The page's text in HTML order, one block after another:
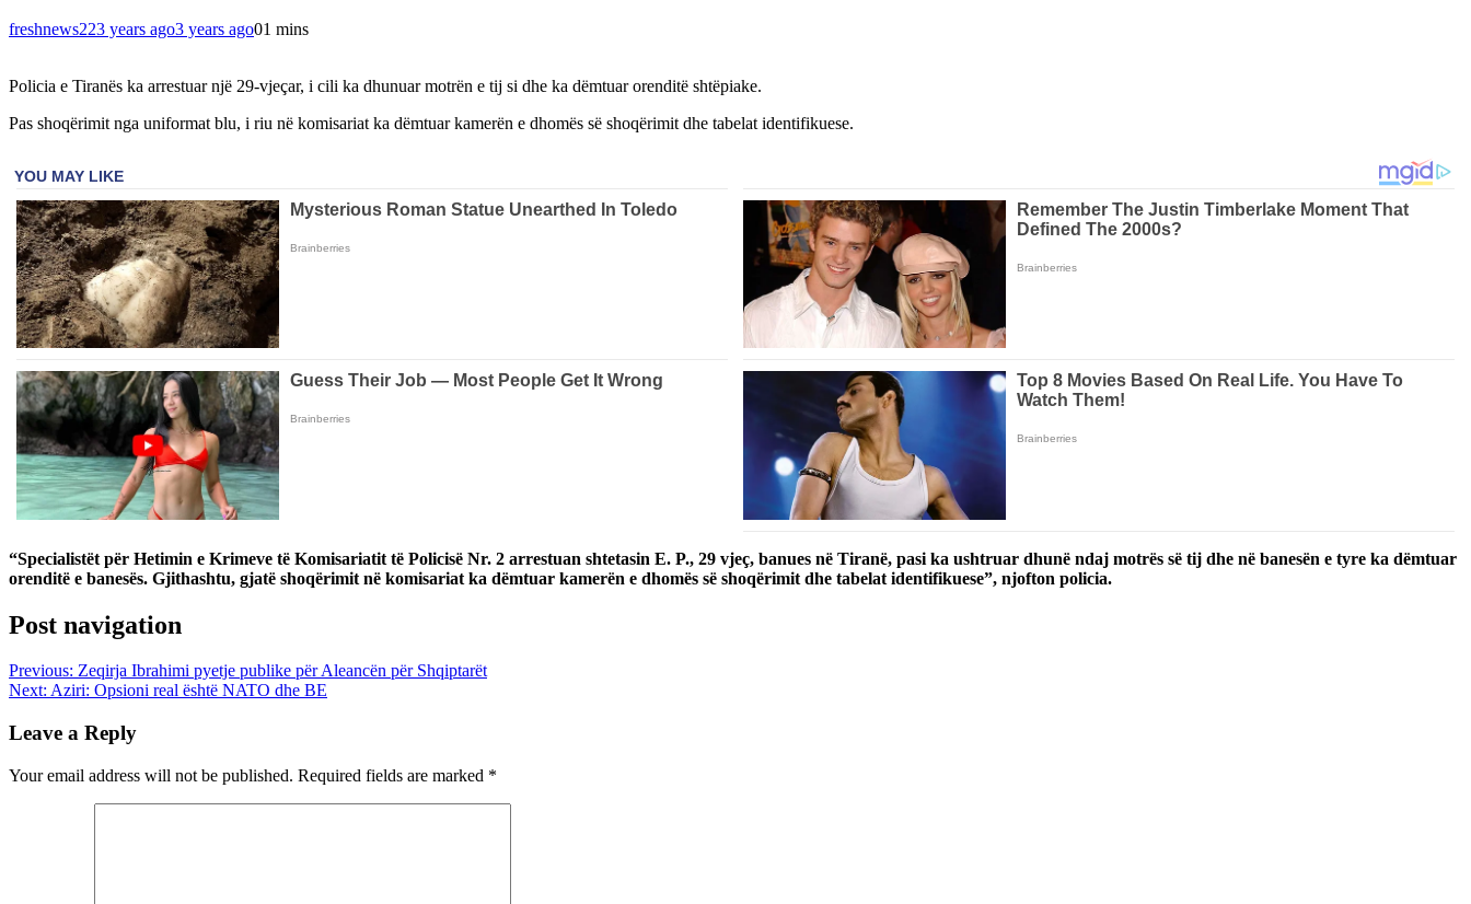
freshnews223 years ago3 years ago01 mins
Policia e Tiranës ka arrestuar një 29-vjeçar, i cili ka dhunuar motrën e tij si dhe ka dëmtuar orenditë shtëpiake.
Pas shoqërimit nga uniformat blu, i riu në komisariat ka dëmtuar kamerën e dhomës së shoqërimit dhe tabelat identifikuese.
“Specialistët për Hetimin e Krimeve të Komisariatit të Policisë Nr. 2 arrestuan shtetasin E. P., 29 vjeç, banues në Tiranë, pasi ka ushtruar dhunë ndaj motrës së tij dhe në banesën e tyre ka dëmtuar
orenditë e banesës. Gjithashtu, gjatë shoqërimit në komisariat ka dëmtuar kamerën e dhomës së shoqërimit dhe tabelat identifikuese”, njofton policia.
Post navigation
Previous: Zeqirja Ibrahimi pyetje publike për Aleancën për Shqiptarët
Next: Aziri: Opsioni real është NATO dhe BE
Leave a Reply
Your email address will not be published. Required fields are marked *